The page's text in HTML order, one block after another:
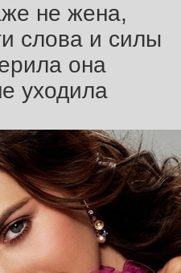
не жена,
слова и силы
она
уходила